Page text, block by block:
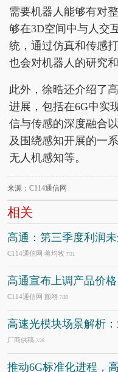
需要机器人能够有对
够在3D空间中与人交
统，通过仿真和传感
也会对机器人的研究
此外，徐晧还介绍了
进展，包括在6G中实
信与传感的深度融合
及围绕感知开展的一
无人机感知等。
来源：C114通信网
相关
高通：第三季度利润
C114通信网 蒋均牧 7/31
高通宣布上调产品价
C114通信网 颜翊 7/30
高速光模块场景解析
厂商供稿 7/28
推动6G标准化进程，